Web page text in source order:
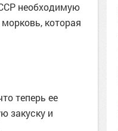
необходимую
которая
теперь ее
закуску и